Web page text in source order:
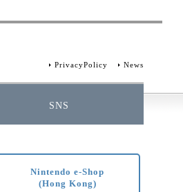
PrivacyPolicy News
SNS
Nintendo e-Shop
(Hong Kong)